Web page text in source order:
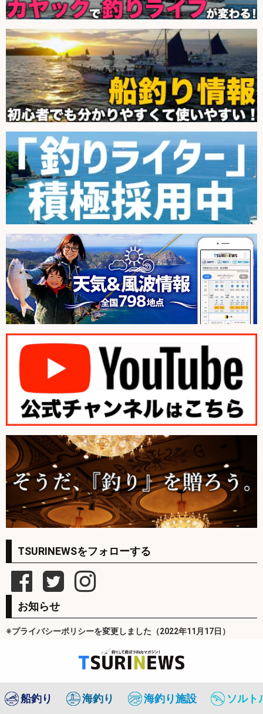
TSURINEWSをフォローする
お知らせ
※プライバシーポリシーを変更しました（2022年11月17日）
船釣り 海釣り 海釣り施設 ソルト